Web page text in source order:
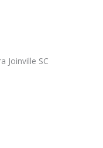
Joinville SC